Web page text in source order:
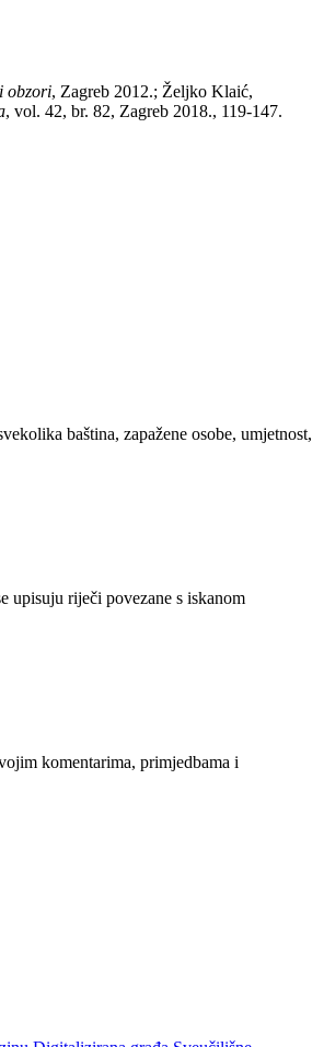
obzori, Zagreb 2012.; Željko Klaić,
, vol. 42, br. 82, Zagreb 2018., 119-147.
baština, zapažene osobe, umjetnost,
upisuju riječi povezane s iskanom
komentarima, primjedbama i